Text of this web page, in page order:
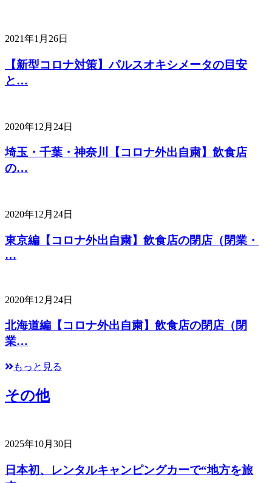
2021年1月26日
【新型コロナ対策】パルスオキシメータの目安
と…
2020年12月24日
埼玉・千葉・神奈川【コロナ外出自粛】飲食店
の…
2020年12月24日
東京編【コロナ外出自粛】飲食店の閉店（閉業・
…
2020年12月24日
北海道編【コロナ外出自粛】飲食店の閉店（閉
業…
もっと見る
その他
2025年10月30日
日本初、レンタルキャンピングカーで“地方を旅